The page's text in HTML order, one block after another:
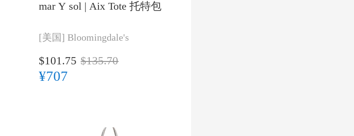
mar Y sol | Aix Tote 托特包
[美国] Bloomingdale's
$101.75 $135.70
¥707